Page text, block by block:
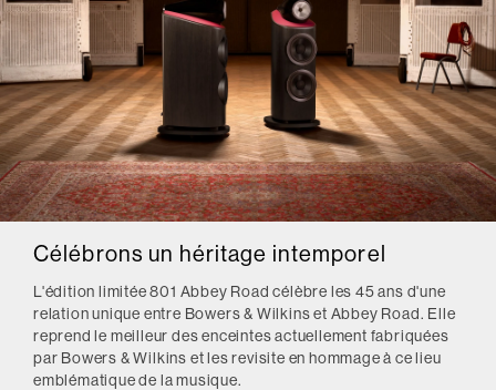
Célébrons un héritage intemporel
L'édition limitée 801 Abbey Road célèbre les 45 ans d'une
relation unique entre Bowers & Wilkins et Abbey Road. Elle
reprend le meilleur des enceintes actuellement fabriquées
par Bowers & Wilkins et les revisite en hommage à ce lieu
emblématique de la musique.